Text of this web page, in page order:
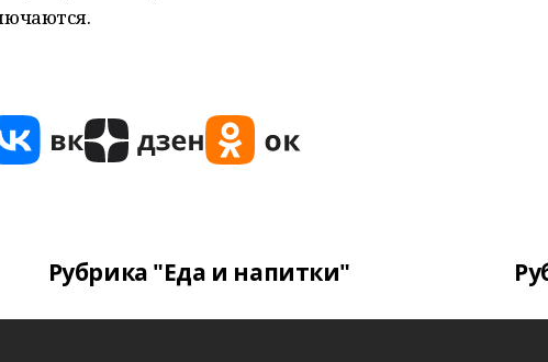
Рубрика "Еда и напитки"